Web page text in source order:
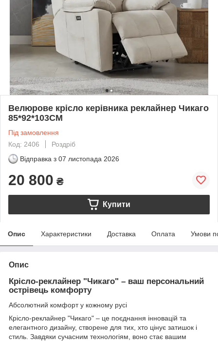
Велюрове крісло керівника реклайнер Чикаго
85*92*103CM
Під замовлення
Код: 2406
Роздріб
Відправка з 07 листопада 2026
20 800 ₴
Купити
Опис Характеристики Доставка Оплата Умови
Опис
Крісло-реклайнер "Чикаго" – ваш персональний
острівець комфорту
Абсолютний комфорт у кожному русі
Крісло-реклайнер "Чикаго" – це поєднання інновацій та
елегантного дизайну, створене для тих, хто цінує затишок і
стиль. Завдяки сучасним технологіям, воно стає вашим